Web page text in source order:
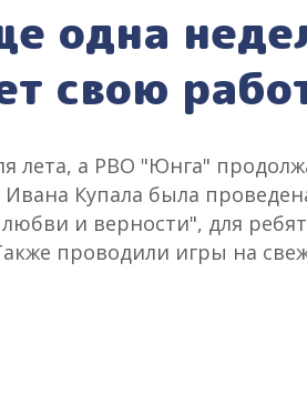
одна
свою
лета, а РВО "Юнга"
Купала была
и верности", для
проводили игры на